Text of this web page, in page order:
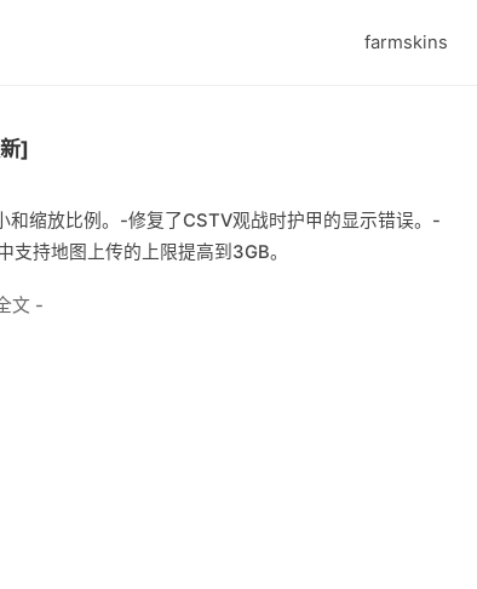
farmskins
]
缩放比例。-修复了CSTV观战时护甲的显示错误。-
持地图上传的上限提高到3GB。
文 -